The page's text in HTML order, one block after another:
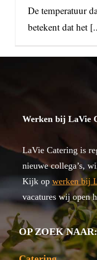
De temperatuur
betekent dat het
Werken bij LaVie
LaVie Catering is
nieuwe collega’s,
Kijk op werken bij
vacatures wij open
OP ZOEK NAAR: